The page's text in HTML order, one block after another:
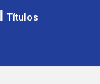
Títulos